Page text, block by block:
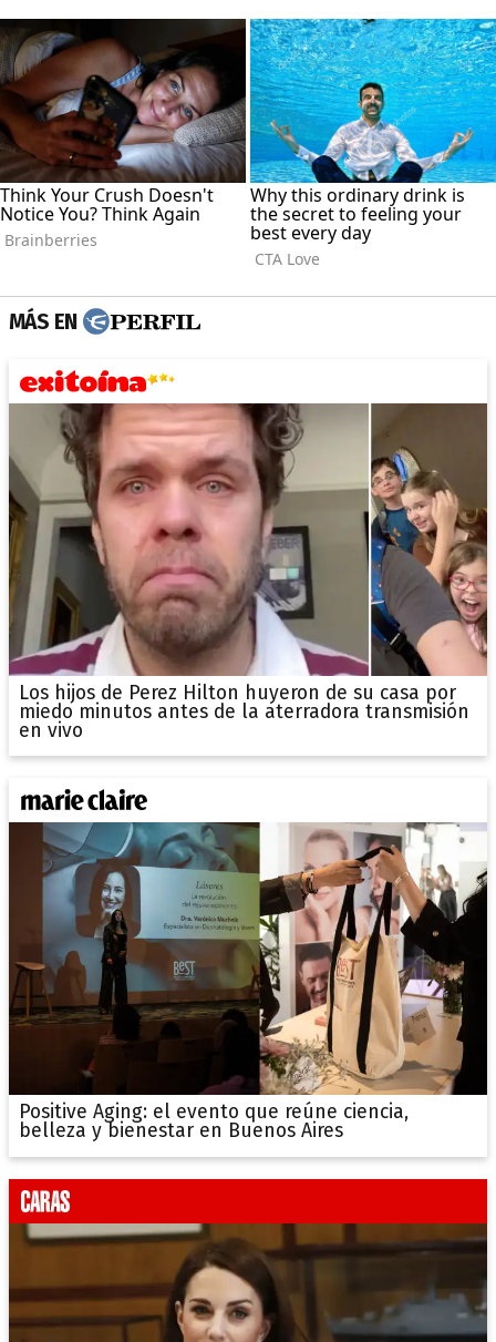
MÁS EN
Los hijos de Perez Hilton huyeron de su casa por
miedo minutos antes de la aterradora transmisión
en vivo
Positive Aging: el evento que reúne ciencia,
belleza y bienestar en Buenos Aires